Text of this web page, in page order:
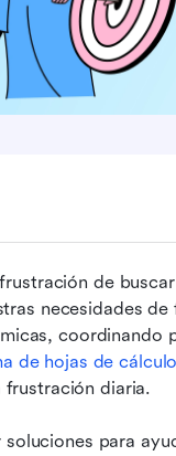
de
necesidades
coordinando
de hojas de
diaria.
para